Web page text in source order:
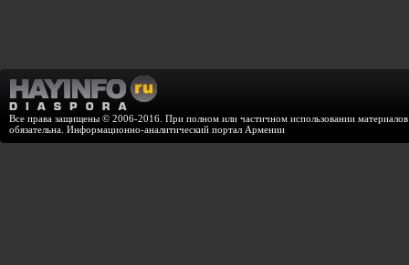
Все права защищены © 2006-2016. При полном или частичном использовании
обязательна. Информационно-аналитический портал Армении